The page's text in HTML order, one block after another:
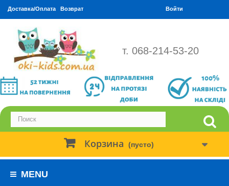
Доставка/Оплата Возврат Войти
т. 068-214-53-20
Корзина (пусто)
MENU